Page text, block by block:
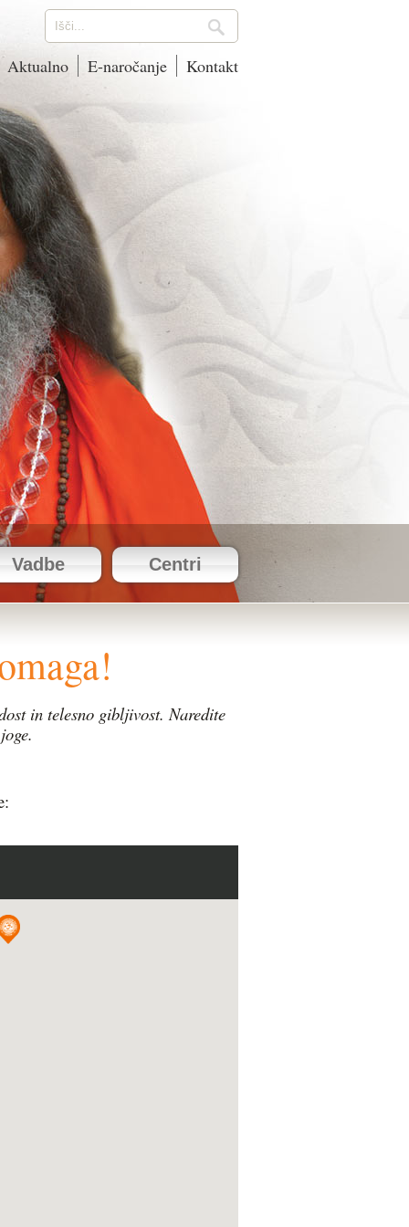
Aktualno E-naročanje Kontakt
Vadbe Centri
in telesno gibljivost.Naredite